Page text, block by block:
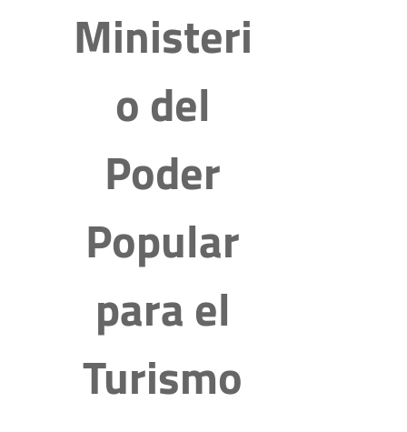
Ministeri
o del
Poder
Popular
para el
Turismo